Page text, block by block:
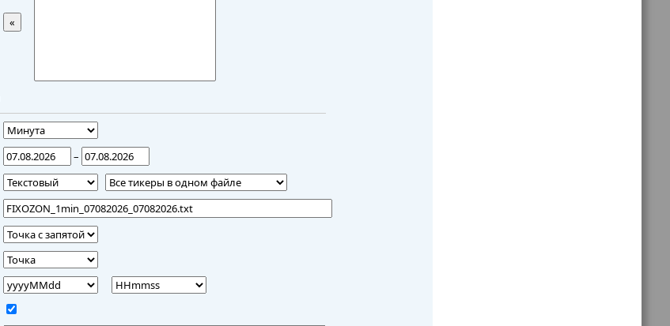
«
–